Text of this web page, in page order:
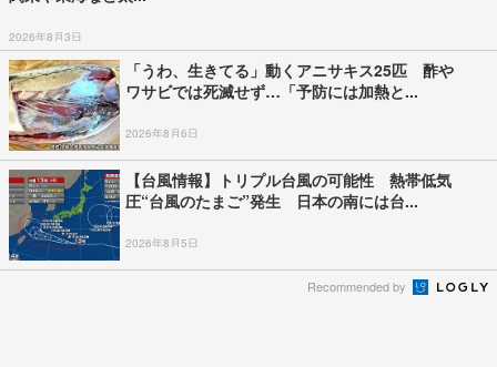
2026年8月3日
「うわ、生きてる」動くアニサキス25匹 酢や
ワサビでは死滅せず…「予防には加熱と...
2026年8月6日
【台風情報】トリプル台風の可能性 熱帯低気
圧“台風のたまご”発生 日本の南には台...
2026年8月5日
Recommended by